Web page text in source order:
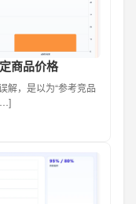
商品价格
解，是以为“参考竞品